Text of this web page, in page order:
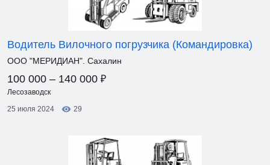
Водитель Вилочного погрузчика (Командировка)
ООО "МЕРИДИАН". Сахалин
100 000 – 140 000 ₽
Лесозаводск
25 июля 2024
29